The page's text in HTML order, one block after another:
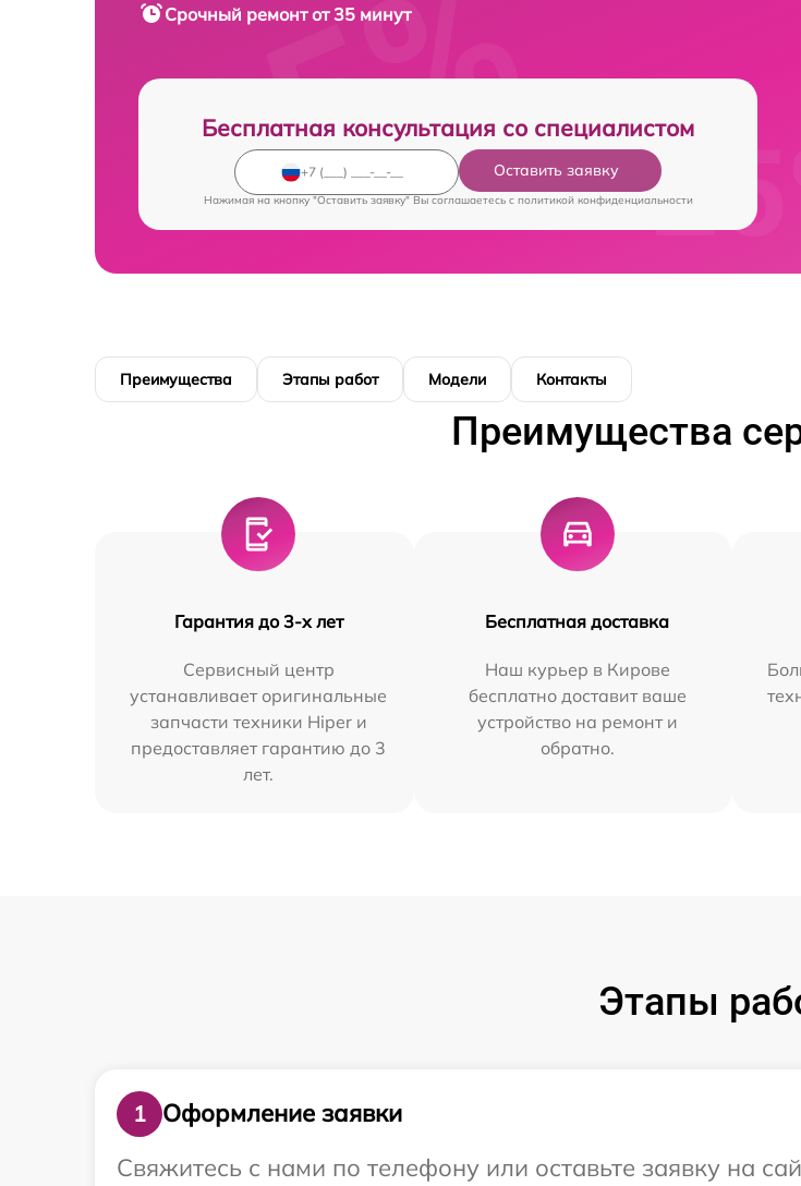
Срочный ремонтот 35 минут
Бесплатная консультация со специалистом
Оставить заявку
Нажимая на кнопку "Оставить заявку" Вы соглашаетесь c политикой конфиденциальности
Преимущества Этапы работ Модели Контакты
Преимущества
Гарантия до 3-х лет
Сервисный центр
устанавливает оригинальные
запчасти техники Hiper и
предоставляет гарантию до 3
лет.
Бесплатная доставка
Наш курьер в Кирове
бесплатно доставит ваше
устройство на ремонт и
обратно.
Этапы
1
Оформление заявки
Свяжитесь с нами по телефону или оставьте заявку на